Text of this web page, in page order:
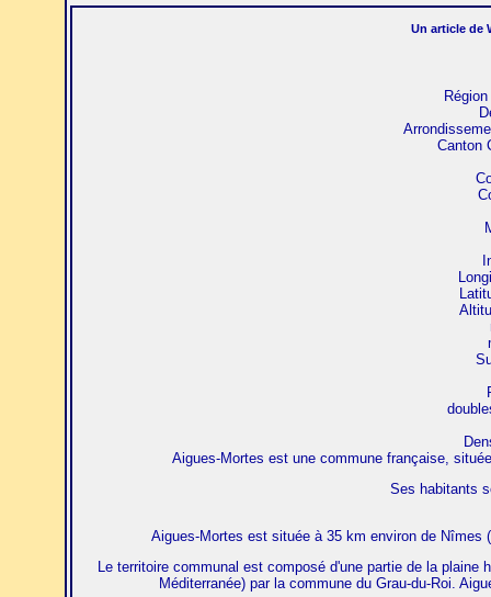
Un article de
Canton
Aigues-Mortes est une commune française,
Ses habitants
Aigues-Mortes est située à 35 km environ de Nîmes
Le territoire communal est composé d'une partie de la
Méditerranée) par la commune du Grau-du-Roi.